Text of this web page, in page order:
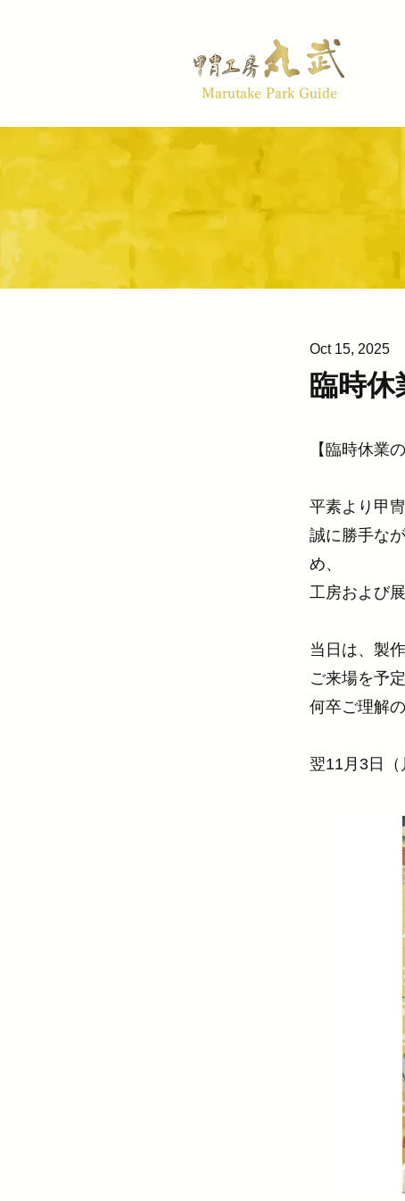
Marutake Park Guide
Oct 15, 2025
臨時休
【臨時休業
平素より甲
誠に勝手な
め、
工房および
当日は、製
ご来場を予
何卒ご理解
翌11月3日（